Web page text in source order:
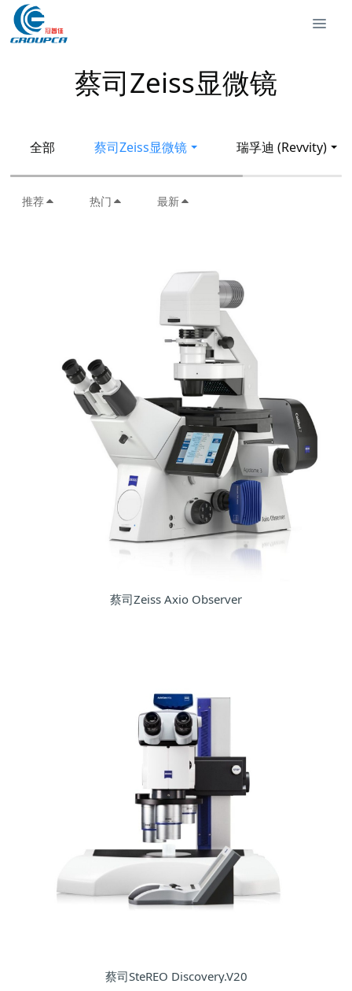
蔡司Zeiss显微镜
全部 蔡司Zeiss显微镜 瑞孚迪 (Revvity)
推荐 热门 最新
蔡司Zeiss Axio Observer
蔡司SteREO Discovery.V20